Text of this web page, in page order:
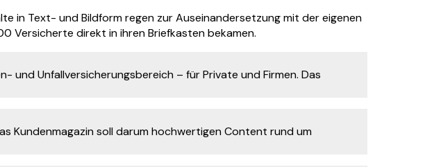
in Text- und Bildform regen zur Auseinandersetzung mit der eigenen
Versicherte direkt in ihren Briefkasten bekamen.
Unfallversicherungsbereich – für Private und Firmen. Das
Kundenmagazin soll darum hochwertigen Content rund um